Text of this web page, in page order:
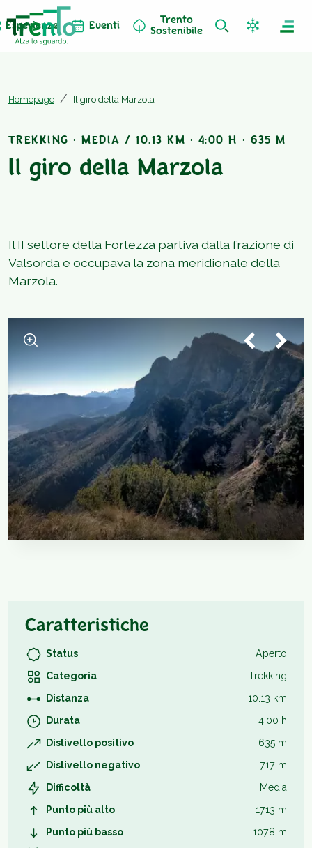
Esperienze Eventi
Trento
Sostenibile
Homepage Il giro della Marzola
Il giro della Marzola
TREKKING · MEDIA / 10.13 KM · 4:00 H · 635 M
Il II settore della Fortezza partiva dalla frazione di
Valsorda e occupava la zona meridionale della
Marzola.
Caratteristiche
Status
Aperto
Categoria
Trekking
Distanza
10.13 km
Durata
4:00 h
Dislivello positivo
635 m
Dislivello negativo
717 m
Difficoltà
Media
Punto più alto
1713 m
Punto più basso
1078 m